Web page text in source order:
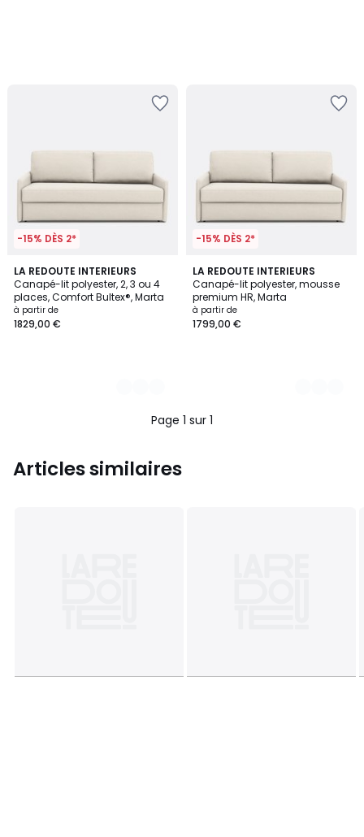
-15% DÈS 2*
LA REDOUTE INTERIEURS
Canapé-lit polyester, 2, 3 ou 4
places, Comfort Bultex®, Marta
à partir de
1829,00 €
3
Couleurs
-15% DÈS 2*
LA REDOUTE INTERIEURS
Canapé-lit polyester, mousse
premium HR, Marta
à partir de
1799,00 €
3
Couleurs
Page 1 sur 1
Articles similaires